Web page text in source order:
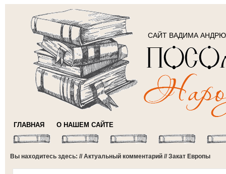
САЙТ ВАДИМА
ГЛАВНАЯ О НАШЕМ САЙТЕ
Вы находитесь здесь: //Актуальный комментарий // Закат Европы